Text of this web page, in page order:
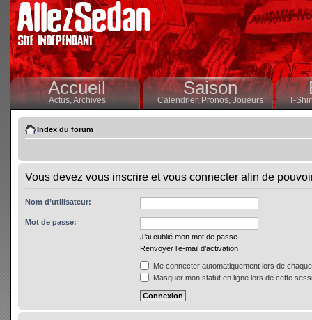
Accueil
Actus,Archives
Saison
Calendrier,Pronos, Joueurs T-
Index du forum
Vous devez vous inscrire et vous connecter afin de
Nom d’utilisateur:
Mot de passe:
J’ai oublié mon mot de passe
Renvoyer l’e-mail d’activation
Me connecter automatiquement lors de
Masquer mon statut en ligne lors de cette